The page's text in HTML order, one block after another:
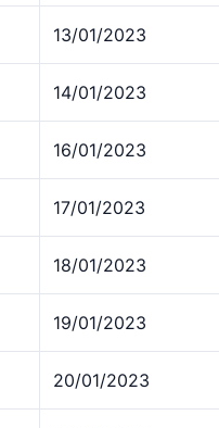
13/01/2023
14/01/2023
16/01/2023
17/01/2023
18/01/2023
19/01/2023
20/01/2023